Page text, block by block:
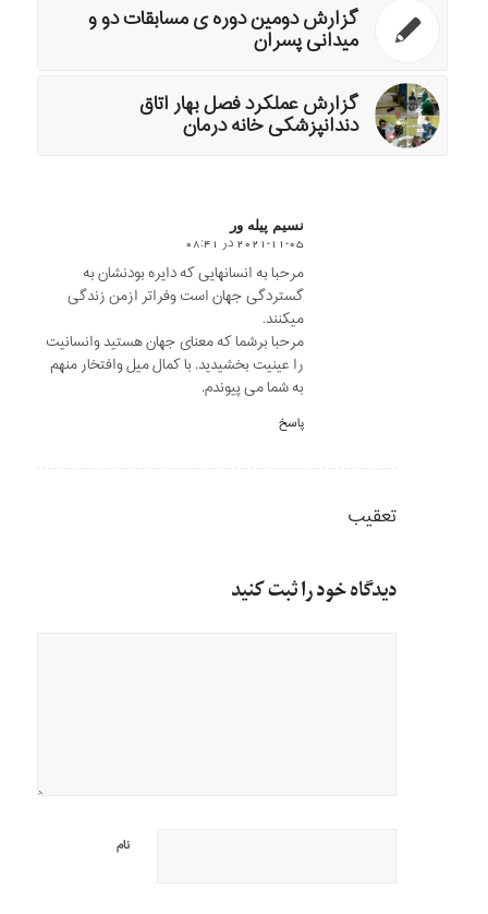
گزارش دومین دوره ی مسابقات دو و
میدانی پسران
گزارش عملکرد فصل بهار اتاق
دندانپزشکی خانه درمان
نسیم پیله ور
says:
2021-11-05 در 08:41
مرحبا به انسانهایی که دایره بودنشان به
گستردگی جهان است وفراتر ازمن زندگی
میکنند.
مرحبا برشما که معنای جهان هستید وانسانیت
را عینیت بخشیدید. با کمال میل وافتخار منهم
به شما می پیوندم.
پاسخ
تعقیب
دیدگاه خود را ثبت کنید
نام